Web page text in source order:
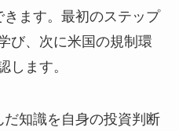
きます。最初のステップ
び、次に米国の規制環
します。
知識を自身の投資判断